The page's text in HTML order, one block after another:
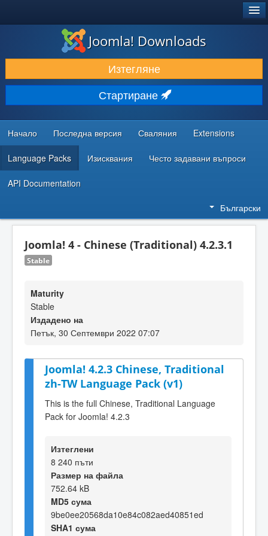
ИЗТЕГЛЯНЕ & РАЗШИРЯВАНЕ
ОТКРИВАЙТЕ & УЧЕТЕ
ОБЩНОСТ & ПОДДРЪЖКА
РЕСУРСИ ЗА РАЗРАБОТКА
Joomla! Downloads
Изтегляне
Стартиране
Начало Последна версия Сваляния Extensions
Language Packs Изисквания Често задавани въпроси
API Documentation
Български
Joomla! 4 - Chinese (Traditional) 4.2.3.1
Stable
Maturity
Stable
Издадено на
Петък, 30 Септември 2022 07:07
Joomla! 4.2.3 Chinese, Traditional
zh-TW Language Pack (v1)
This is the full Chinese, Traditional Language
Pack for Joomla! 4.2.3
Изтеглени
8 240 пъти
Размер на файла
752.64 kB
MD5 сума
9be0ee20568da10e84c082aed40851ed
SHA1 сума